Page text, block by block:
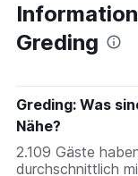
Greding
Greding: Was
Nähe?
2.109 Gäste
durchschnittlich